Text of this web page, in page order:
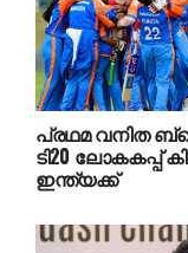
പ്രഥമ വനിത
ടി20 ലോകകപ്പ്
ഇന്ത്യക്ക്